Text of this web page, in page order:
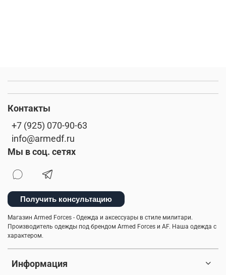
Информация
Контакты
+7 (925) 070-90-63
info@armedf.ru
Мы в соц. сетях
Получить консультацию
Магазин Armed Forces - Одежда и аксессуары в стиле милитари.
Производитель одежды под брендом Armed Forces и AF. Наша одежда с
характером.